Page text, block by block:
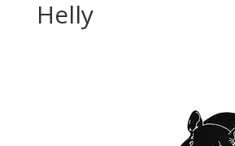
Helly